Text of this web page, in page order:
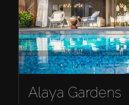
Alaya Gardens